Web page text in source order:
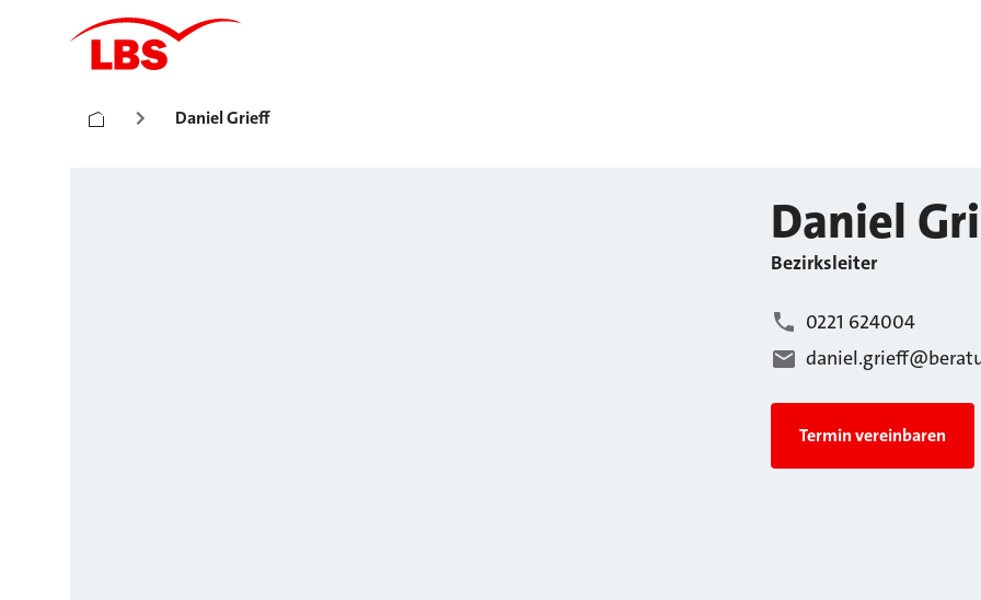
Daniel Grieff
Daniel
Bezirksleiter
0221 624004
Termin vereinbaren